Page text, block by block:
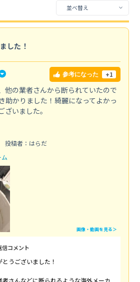
した！
参考になった +1
他の業者さんから断られていたので
助かりました！綺麗になってよかっ
ざいました。
投稿者：はらだ
画像・動画を見る＞
信コメント
うございました！
さんなどに断られるような海外メーカ